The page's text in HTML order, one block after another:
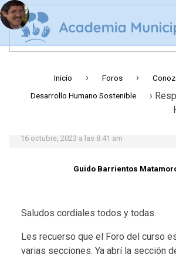
Inicio › Foros ›
Desarrollo Humano Sostenible ›
16 octubre, 2023 a las 8:41 am
Guido Barrientos
Saludos cordiales todos y todas.
Les recuerso que el Foro del curso
varias secciones. Ya abrí la sección